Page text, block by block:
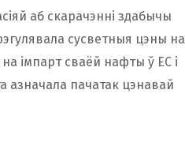
аб скарачэнні здабычы
сусветныя цэны на
імпарт сваёй нафты ў ЕС і
азначала пачатак цэнавай